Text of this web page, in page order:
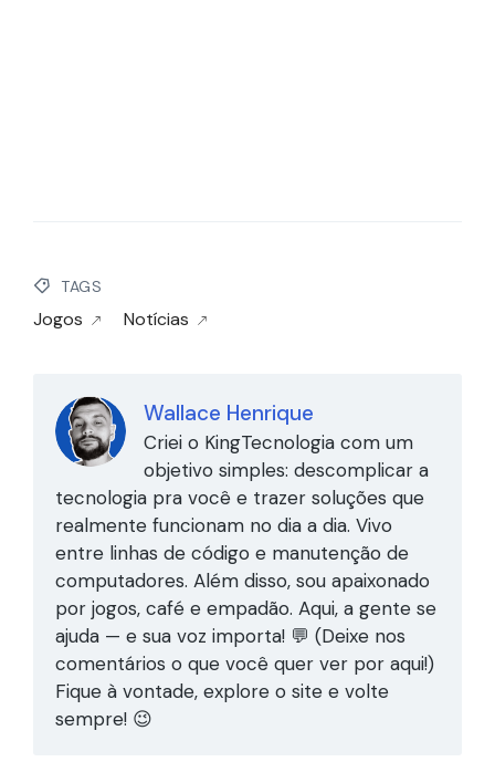
TAGS
Jogos Notícias
Wallace Henrique
Criei o KingTecnologia com um
objetivo simples: descomplicar a
tecnologia pra você e trazer soluções que
realmente funcionam no dia a dia. Vivo
entre linhas de código e manutenção de
computadores. Além disso, sou apaixonado
por jogos, café e empadão. Aqui, a gente se
ajuda — e sua voz importa! 💬 (Deixe nos
comentários o que você quer ver por aqui!)
Fique à vontade, explore o site e volte
sempre! 😉